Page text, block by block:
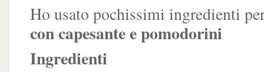
Ho usato pochissimi ingredienti
con capesante e pomodorini
Ingredienti